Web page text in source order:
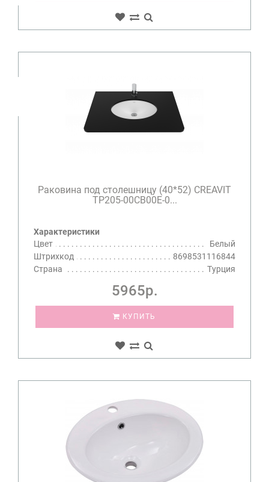
Раковина под столешницу (40*52) CREAVIT
TP205-00CB00E-0...
Характеристики
Цвет
Белый
Штрихкод
8698531116844
Страна
Турция
5965р.
КУПИТЬ